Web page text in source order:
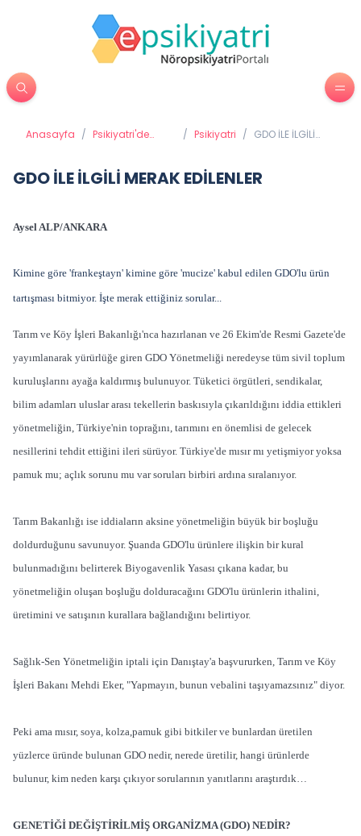
Anasayfa / Psikiyatri'de
/ Psikiyatri / GDO İLE İLGİLİ
GDO İLE İLGİLİ MERAK EDİLENLER
Aysel ALP/ANKARA
Kimine göre 'frankeştayn' kimine göre 'mucize' kabul edilen GDO'lu ürün
tartışması bitmiyor. İşte merak ettiğiniz sorular...
Tarım ve Köy İşleri Bakanlığı'nca hazırlanan ve 26 Ekim'de Resmi Gazete'de
yayımlanarak yürürlüğe giren GDO Yönetmeliği neredeyse tüm sivil toplum
kuruluşlarını ayağa kaldırmış bulunuyor. Tüketici örgütleri, sendikalar,
bilim adamları uluslar arası tekellerin baskısıyla çıkarıldığını iddia ettikleri
yönetmeliğin, Türkiye'nin toprağını, tarımını en önemlisi de gelecek
nesillerini tehdit ettiğini ileri sürüyor. Türkiye'de mısır mı yetişmiyor yoksa
pamuk mu; açlık sorunu mu var soruları birbiri ardına sıralanıyor.
Tarım Bakanlığı ise iddiaların aksine yönetmeliğin büyük bir boşluğu
doldurduğunu savunuyor. Şuanda GDO'lu ürünlere ilişkin bir kural
bulunmadığını belirterek Biyogavenlik Yasası çıkana kadar, bu
yönetmeliğin oluşan boşluğu dolduracağını GDO'lu ürünlerin ithalini,
üretimini ve satışının kurallara bağlandığını belirtiyor.
Sağlık-Sen Yönetmeliğin iptali için Danıştay'a başvururken, Tarım ve Köy
İşleri Bakanı Mehdi Eker, "Yapmayın, bunun vebalini taşıyamazsınız" diyor.
Peki ama mısır, soya, kolza,pamuk gibi bitkiler ve bunlardan üretilen
yüzlerce üründe bulunan GDO nedir, nerede üretilir, hangi ürünlerde
bulunur, kim neden karşı çıkıyor sorularının yanıtlarını araştırdık…
GENETİĞİ DEĞİŞTİRİLMİŞ ORGANİZMA (GDO) NEDİR?